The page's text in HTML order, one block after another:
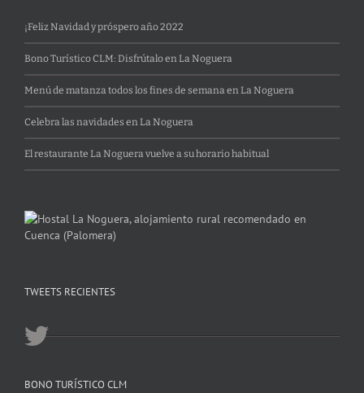
¡Feliz Navidad y próspero año 2022
Bono Turístico CLM: Disfrútalo en La Noguera
Menú de matanza todos los fines de semana en La Noguera
Celebra las navidades en La Noguera
El restaurante La Noguera vuelve a su horario habitual
TWEETS RECIENTES
BONO TURÍSTICO CLM